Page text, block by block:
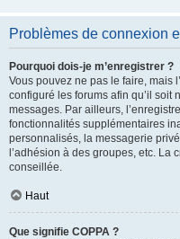
Problèmes de connexion
Pourquoi dois-je m’enregistrer ?
Vous pouvez ne pas le faire, mais
configuré les forums afin qu’il soit
messages. Par ailleurs,
fonctionnalités supplémentaires
personnalisés, la messagerie
l’adhésion à des groupes, etc. La
conseillée.
Haut
Que signifie COPPA ?